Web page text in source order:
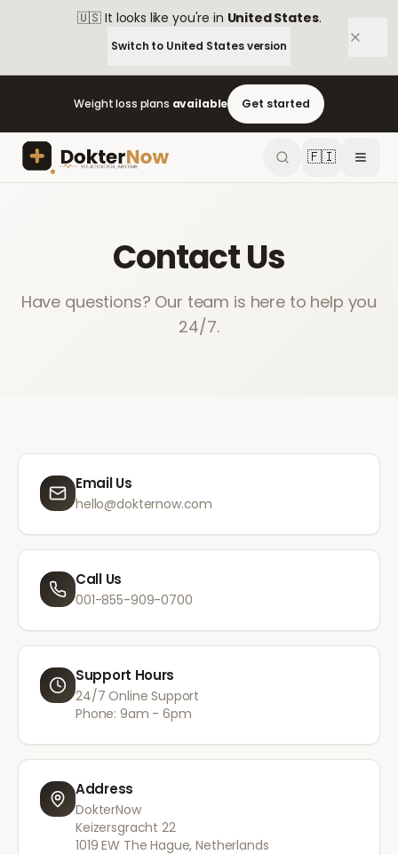
🇺🇸 It looks like you're in United States.
Switch to United Statesversion
Weight loss plans available Get started
🇫🇮
Contact Us
Have questions? Our team is here to help you
24/7.
Email Us
hello@dokternow.com
Call Us
001-855-909-0700
Support Hours
24/7 Online Support
Phone: 9am - 6pm
Address
DokterNow
Keizersgracht 22
1019 EW The Hague, Netherlands